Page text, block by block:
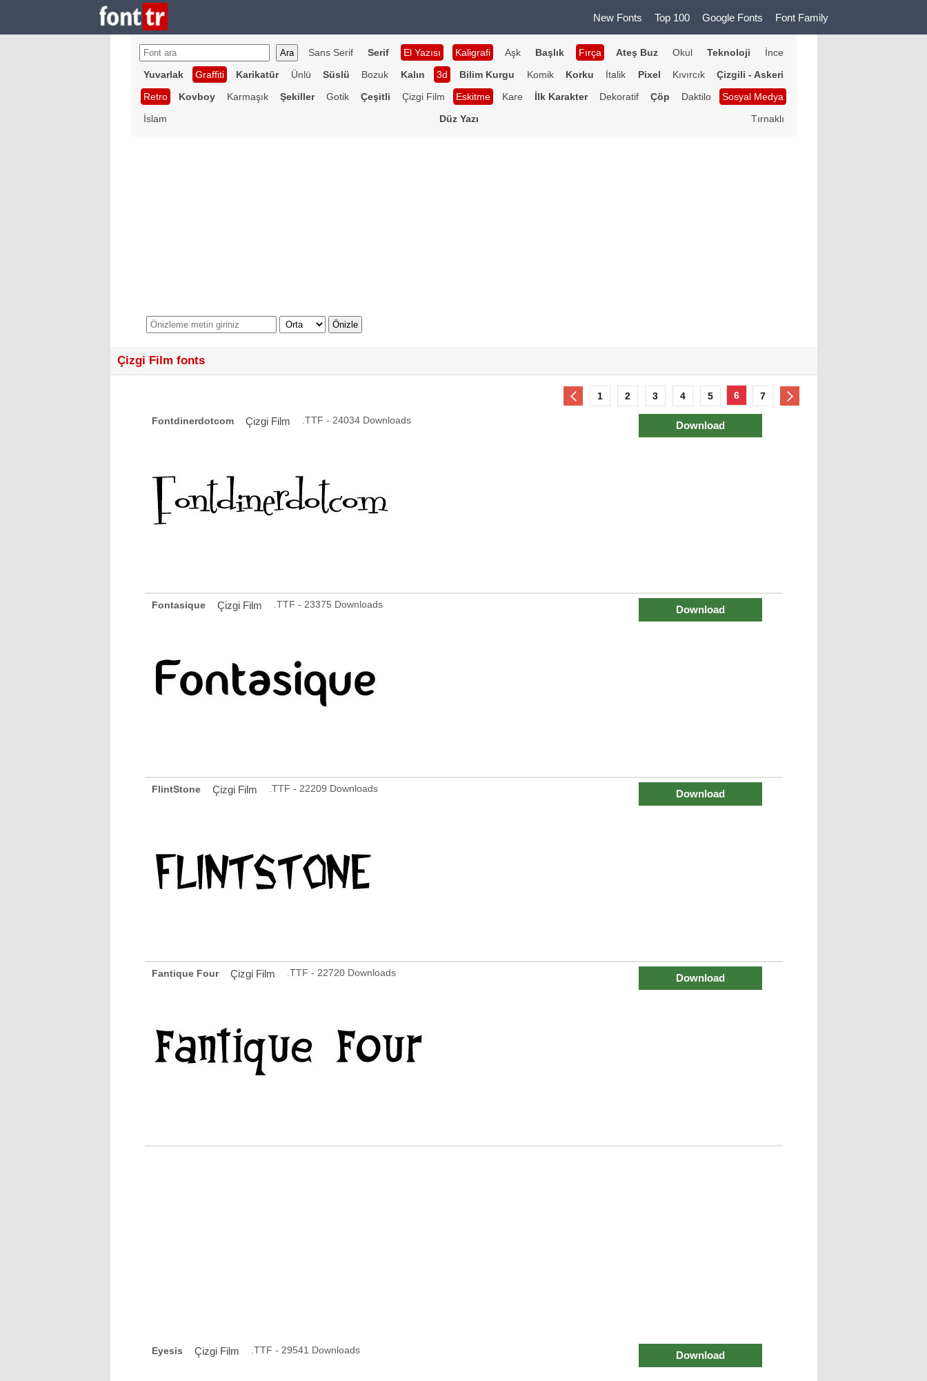
New Fonts Top 100 Google Fonts Font Family
Sans Serif Serif El Yazısı Kaligrafi Aşk Başlık Fırça Ateş Buz Okul Teknoloji
İnce
Yuvarlak
Graffiti Karikatür Ünlü Süslü Bozuk Kalın 3d Bilim Kurgu Komik Korku İtalik Pixel Kıvırcık
Çizgili - Askeri
Retro
Kovboy Karmaşık Şekiller Gotik Çeşitli Çizgi Film Eskitme Kare İlk Karakter Dekoratif Çöp Daktilo
Sosyal Medya
İslam
Düz Yazı Tırnaklı
Çizgi Film fonts
1 2 3 4 5 6 7
Fontdinerdotcom Çizgi Film .TTF - 24034 Downloads Download
Fontasique Çizgi Film .TTF - 23375 Downloads Download
FlintStone Çizgi Film .TTF - 22209 Downloads Download
Fantique Four Çizgi Film .TTF - 22720 Downloads Download
Eyesis Çizgi Film .TTF - 29541 Downloads Download